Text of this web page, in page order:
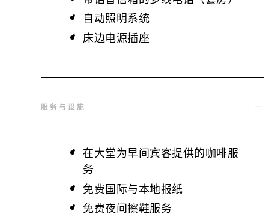
自动照明系统
床边电源插座
服务与设施
在大堂为早间宾客提供的咖啡服
务
免费国际与本地报纸
免费夜间擦鞋服务